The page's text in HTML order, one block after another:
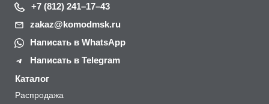
+7 (812) 241–17–43
zakaz@komodmsk.ru
Написать в WhatsApp
Написать в Telegram
Каталог
Распродажа